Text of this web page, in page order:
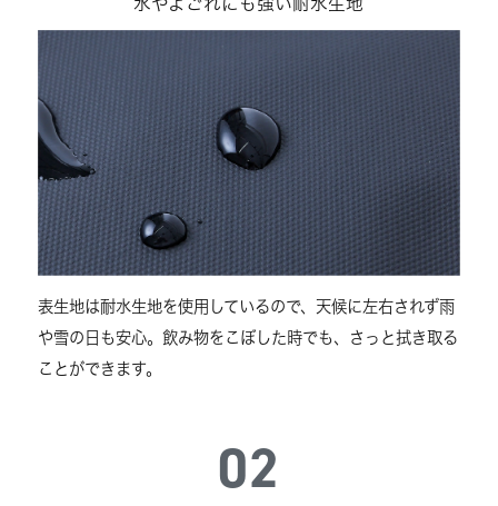
表生地は耐水生地を使用しているので、天候に左右されず雨
や雪の日も安心。飲み物をこぼした時でも、さっと拭き取る
ことができます。
02